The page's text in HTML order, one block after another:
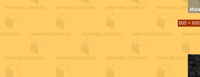
800 × 600